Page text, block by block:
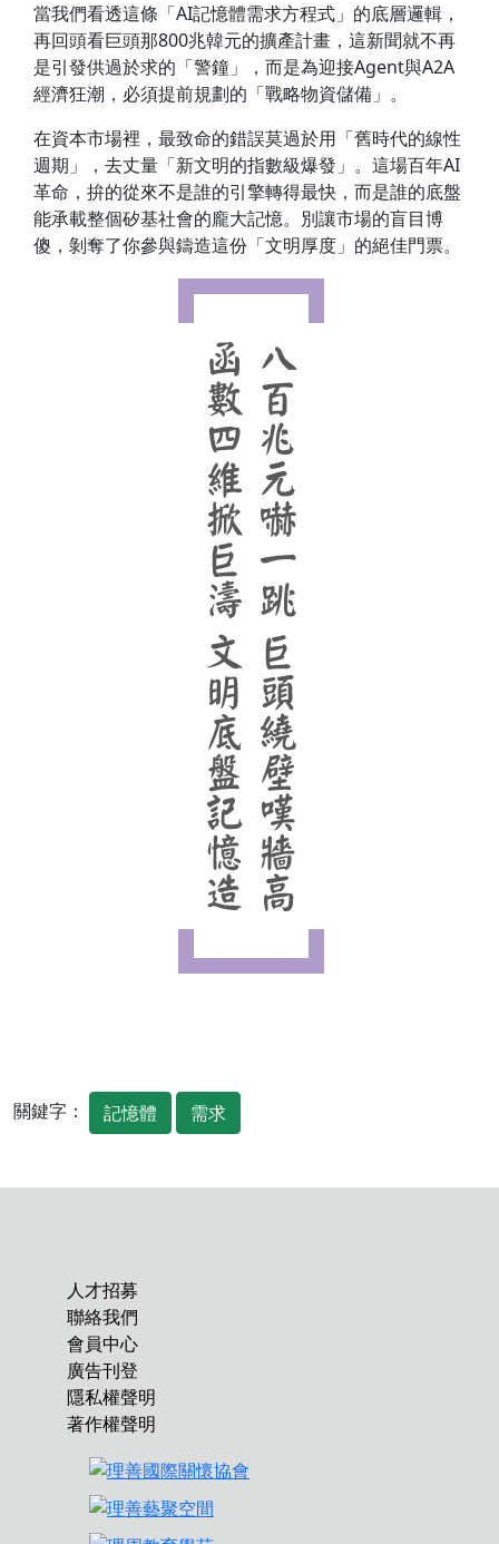
當我們看透這條「AI記憶體需求方程式」的底層邏輯，
再回頭看巨頭那800兆韓元的擴產計畫，這新聞就不再
是引發供過於求的「警鐘」，而是為迎接Agent與A2A
經濟狂潮，必須提前規劃的「戰略物資儲備」。
在資本市場裡，最致命的錯誤莫過於用「舊時代的線性
週期」，去丈量「新文明的指數級爆發」。這場百年AI
革命，拚的從來不是誰的引擎轉得最快，而是誰的底盤
能承載整個矽基社會的龐大記憶。別讓市場的盲目博
傻，剝奪了你參與鑄造這份「文明厚度」的絕佳門票。
關鍵字： 記憶體 需求
人才招募
聯絡我們
會員中心
廣告刊登
隱私權聲明
著作權聲明